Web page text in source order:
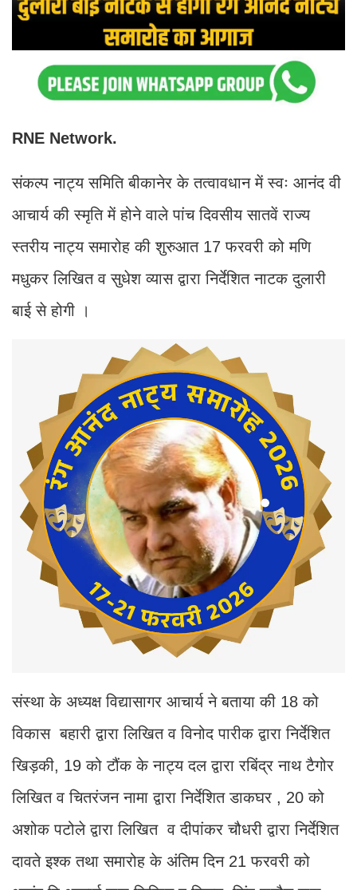
RNE Network.
संकल्प नाट्य समिति बीकानेर के तत्वावधान में स्वः आनंद वी
आचार्य की स्मृति में होने वाले पांच दिवसीय सातवें राज्य
स्तरीय नाट्य समारोह की शुरुआत 17 फरवरी को मणि
मधुकर लिखित व सुधेश व्यास द्वारा निर्देशित नाटक दुलारी
बाई से होगी ।
संस्था के अध्यक्ष विद्यासागर आचार्य ने बताया की 18 को
विकास बहारी द्वारा लिखित व विनोद पारीक द्वारा निर्देशित
खिड़की, 19 को टौंक के नाट्य दल द्वारा रबिंद्र नाथ टैगोर
लिखित व चितरंजन नामा द्वारा निर्देशित डाकघर , 20 को
अशोक पटोले द्वारा लिखित व दीपांकर चौधरी द्वारा निर्देशित
दावते इश्क तथा समारोह के अंतिम दिन 21 फरवरी को